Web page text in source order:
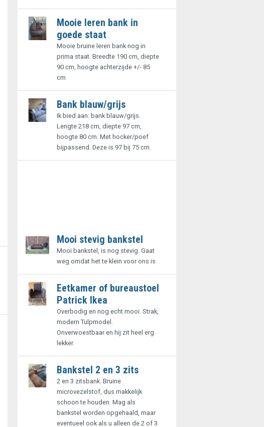
Mooie leren bank in
goede staat
Mooie bruine leren bank nog in
prima staat. Breedte 190 cm, diepte
90 cm, hoogte achterzijde +/- 85
cm
Bank blauw/grijs
Ik bied aan: bank blauw/grijs.
Lengte 218 cm, diepte 97 cm,
hoogte 80 cm. Met hocker/poef
bijpassend. Deze is 97 bij 75 cm.
Mooi stevig bankstel
Mooi bankstel, is nog stevig. Gaat
weg omdat het te klein voor ons is
Eetkamer of bureaustoel
Patrick Ikea
Overbodig en nog echt mooi. Strak,
modern Tulpmodel.
Onverwoestbaar en hij zit heel erg
lekker.
Bankstel 2 en 3 zits
2 en 3 zitsbank. Bruine
microvezelstof, dus makkelijk
schoon te houden. Mag als
bankstel worden opgehaald, maar
eventueel ook als u alleen de 2 of 3